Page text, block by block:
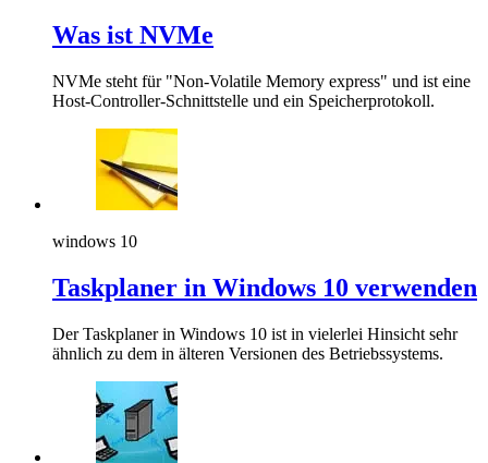
Was ist NVMe
NVMe steht für "Non-Volatile Memory express" und ist eine
Host-Controller-Schnittstelle und ein Speicherprotokoll.
windows 10
Taskplaner in Windows 10 verwenden
Der Taskplaner in Windows 10 ist in vielerlei Hinsicht sehr
ähnlich zu dem in älteren Versionen des Betriebssystems.